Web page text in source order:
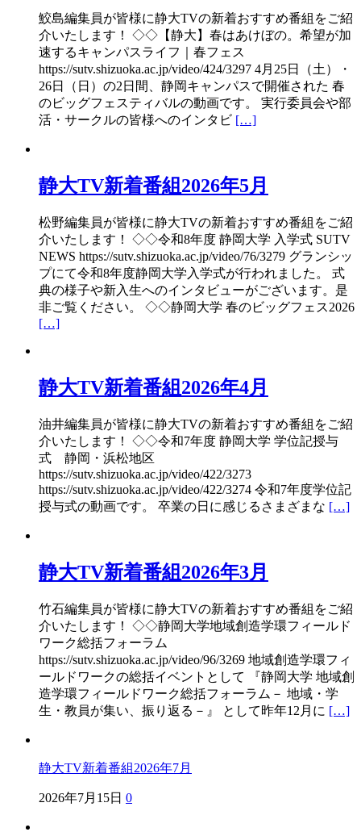
鮫島編集員が皆様に静大TVの新着おすすめ番組をご紹
介いたします！ ◇◇【静大】春はあけぼの。希望が加
速するキャンパスライフ｜春フェス
https://sutv.shizuoka.ac.jp/video/424/3297 4月25日（土）・
26日（日）の2日間、静岡キャンパスで開催された 春
のビッグフェスティバルの動画です。 実行委員会や部
活・サークルの皆様へのインタビ […]
静大TV新着番組2026年5月
松野編集員が皆様に静大TVの新着おすすめ番組をご紹
介いたします！ ◇◇令和8年度 静岡大学 入学式 SUTV
NEWS https://sutv.shizuoka.ac.jp/video/76/3279 グランシッ
プにて令和8年度静岡大学入学式が行われました。 式
典の様子や新入生へのインタビューがございます。是
非ご覧ください。 ◇◇静岡大学 春のビッグフェス2026
[…]
静大TV新着番組2026年4月
油井編集員が皆様に静大TVの新着おすすめ番組をご紹
介いたします！ ◇◇令和7年度 静岡大学 学位記授与
式 静岡・浜松地区
https://sutv.shizuoka.ac.jp/video/422/3273
https://sutv.shizuoka.ac.jp/video/422/3274 令和7年度学位記
授与式の動画です。 卒業の日に感じるさまざまな […]
静大TV新着番組2026年3月
竹石編集員が皆様に静大TVの新着おすすめ番組をご紹
介いたします！ ◇◇静岡大学地域創造学環フィールド
ワーク総括フォーラム
https://sutv.shizuoka.ac.jp/video/96/3269 地域創造学環フィ
ールドワークの総括イベントとして 『静岡大学 地域創
造学環フィールドワーク総括フォーラム－ 地域・学
生・教員が集い、振り返る－』 として昨年12月に […]
静大TV新着番組2026年7月
2026年7月15日 0